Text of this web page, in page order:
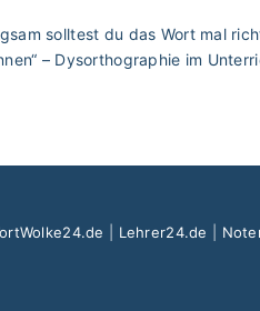
solltest du das Wort mal
– Dysorthographie im
Lehrer24.de